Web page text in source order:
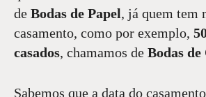
de Bodas de Papel, já quem tem
casamento, como por exemplo,
casados, chamamos de Bodas
Sabemos que a data do